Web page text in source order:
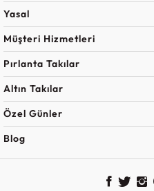
Yasal
Müşteri Hizmetleri
Pırlanta Takılar
Altın Takılar
Özel Günler
Blog